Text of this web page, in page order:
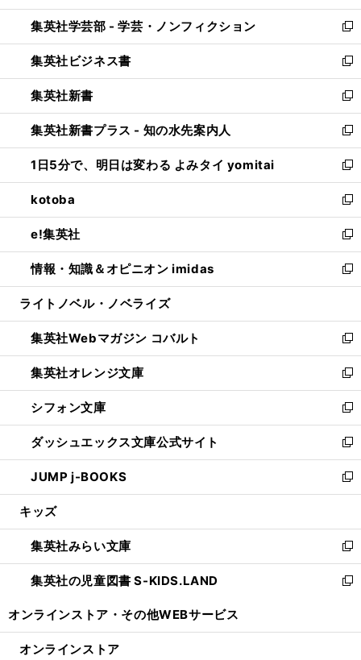
開
く
ウ
で
開
く
ン
ド
ウ
で
開
く
ウ
ィ
ン
ド
ウ
で
開
く
集英社学芸部 - 学芸・ノンフィクション
新
し
い
ウ
ィ
ン
ド
ウ
で
開
く
集英社ビジネス書
新
し
い
ウ
ィ
ン
ド
ウ
で
開
く
集英社新書
新
し
い
ウ
ィ
ン
ド
ウ
で
開
く
集英社新書プラス - 知の水先案内人
新
し
い
ウ
ィ
ン
ド
ウ
で
開
1日5分で、明日は変わる よみタイ yomitai
新
し
い
ウ
ィ
ン
ド
ウ
開
く
kotoba
新
し
い
ウ
ィ
ン
ウ
で
開
く
e!集英社
新
し
い
ウ
ン
ド
ウ
で
開
く
情報・知識＆オピニオン imidas
新
し
ウ
ィ
ン
ド
ウ
で
開
く
ライトノベル・ノベライズ
集英社Webマガジン コバルト
新
し
い
ウ
ィ
ン
ド
ウ
で
開
集英社オレンジ文庫
新
し
い
ウ
ィ
ン
ド
ウ
開
く
シフォン文庫
新
し
い
ウ
ィ
ン
ウ
で
開
く
ダッシュエックス文庫公式サイト
新
し
い
ウ
ン
ド
ウ
で
JUMP j-BOOKS
新
し
ウ
ィ
ン
ド
開
キッズ
集英社みらい文庫
新
し
い
ン
集英社の児童図書 S-KIDS.LAND
新
ウ
オンラインストア・ その他WEBサービス
オンラインストア